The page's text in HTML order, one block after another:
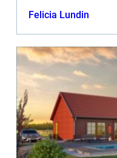
Felicia Lundin